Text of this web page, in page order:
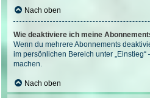
Nach oben
Wie deaktiviere ich meine
Wenn du mehrere Abonnements
im persönlichen Bereich unter „Einstieg“
machen.
Nach oben